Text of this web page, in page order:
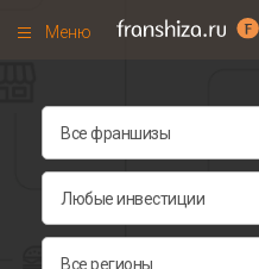
Меню
Франшизы по